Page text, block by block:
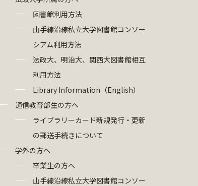
図書館利用方法
山手線沿線私立大学図書館コンソー
シアム利用方法
法政大、明治大、関西大図書館相互
利用方法
Library Information（English）
通信教育部生の方へ
ライブラリーカード新規発行・更新
の郵送手続きについて
学外の方へ
卒業生の方へ
山手線沿線私立大学図書館コンソー